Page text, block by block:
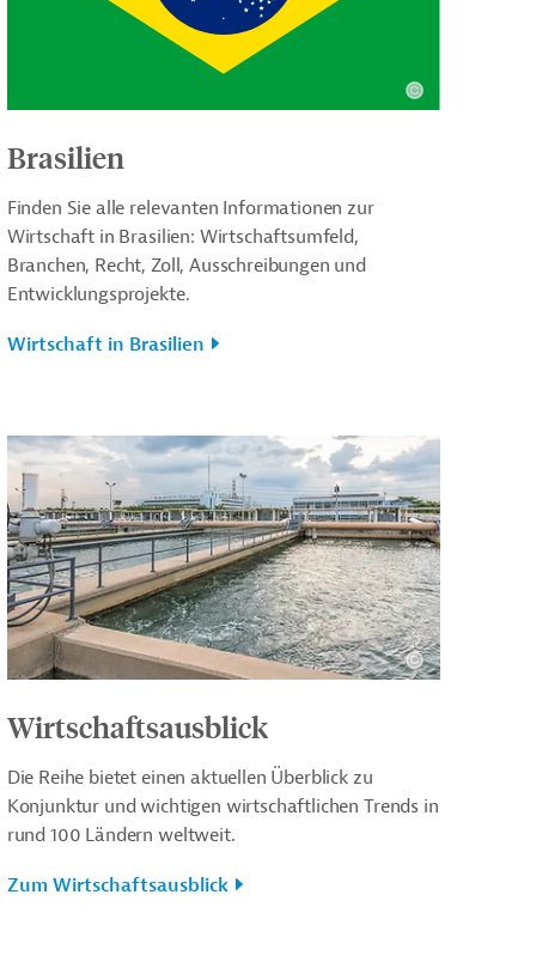
Brasilien
Finden Sie alle relevanten Informationen zur
Wirtschaft in Brasilien: Wirtschaftsumfeld,
Branchen, Recht, Zoll, Ausschreibungen und
Entwicklungsprojekte.
Wirtschaft in Brasilien
Wirtschaftsausblick
Die Reihe bietet einen aktuellen Überblick zu
Konjunktur und wichtigen wirtschaftlichen Trends in
rund 100 Ländern weltweit.
Zum Wirtschaftsausblick